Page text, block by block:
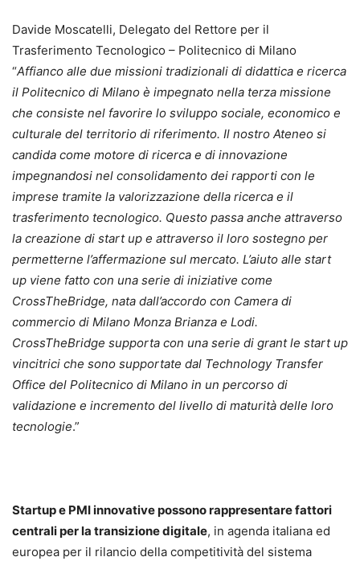
Davide Moscatelli, Delegato del Rettore per il
Trasferimento Tecnologico – Politecnico di Milano
“Affianco alle due missioni tradizionali di didattica e ricerca
il Politecnico di Milano è impegnato nella terza missione
che consiste nel favorire lo sviluppo sociale, economico e
culturale del territorio di riferimento. Il nostro Ateneo si
candida come motore di ricerca e di innovazione
impegnandosi nel consolidamento dei rapporti con le
imprese tramite la valorizzazione della ricerca e il
trasferimento tecnologico. Questo passa anche attraverso
la creazione di start up e attraverso il loro sostegno per
permetterne l’affermazione sul mercato. L’aiuto alle start
up viene fatto con una serie di iniziative come
CrossTheBridge, nata dall’accordo con Camera di
commercio di Milano Monza Brianza e Lodi.
CrossTheBridge supporta con una serie di grant le start up
vincitrici che sono supportate dal Technology Transfer
Office del Politecnico di Milano in un percorso di
validazione e incremento del livello di maturità delle loro
tecnologie.”
Startup e PMI innovative possono rappresentare fattori
centrali per la transizione digitale, in agenda italiana ed
europea per il rilancio della competitività del sistema